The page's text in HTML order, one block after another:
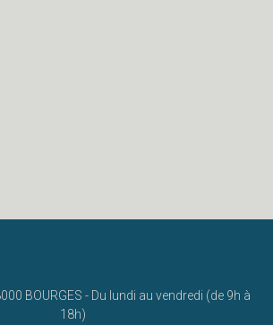
BOURGES - Du lundi au vendredi (de 9h à
18h)